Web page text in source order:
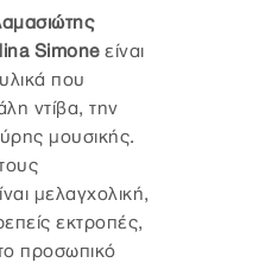
Simoneείναι
που
ντίβα, την
μουσικής.
μελαγχολική,
εκτροπές,
προσωπικό